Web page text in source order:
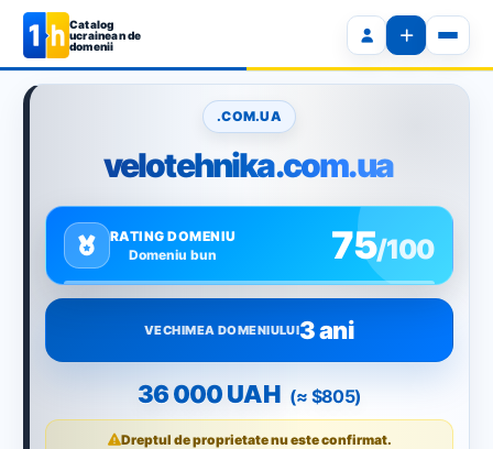
Catalog
ucrainean de
domenii
.COM.UA
velotehnika.com.ua
RATING DOMENIU
Domeniu bun
75/100
VECHIMEA DOMENIULUI3 ani
36 000 UAH (≈ $805)
Dreptul de proprietate nu este confirmat.